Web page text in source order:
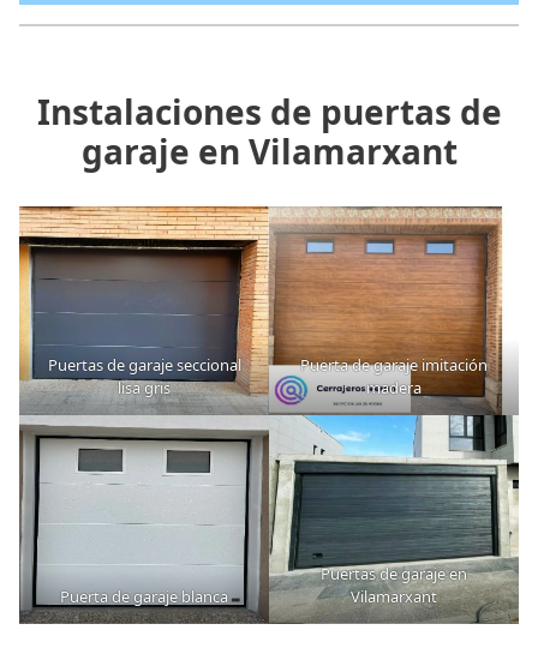
Instalaciones de puertas de
garaje en Vilamarxant
Puertas de garaje seccional
lisa gris
Puerta de garaje imitación
madera
Puerta de garaje blanca
Puertas de garaje en
Vilamarxant